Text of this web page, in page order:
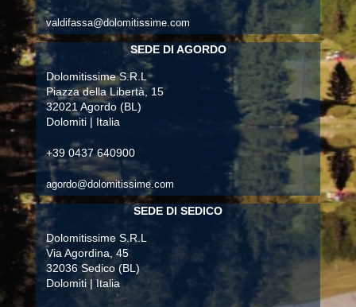
valdifassa@dolomitissime.com
SEDE DI AGORDO
Dolomitissime S.R.L
Piazza della Libertà, 15
32021 Agordo (BL)
Dolomiti | Italia
+39 0437 640900
agordo@dolomitissime.com
SEDE DI SEDICO
Dolomitissime S.R.L
Via Agordina, 45
32036 Sedico (BL)
Dolomiti | Italia